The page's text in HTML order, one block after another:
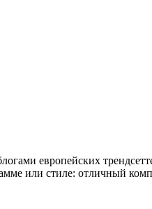
европейских
или стиле: отличный